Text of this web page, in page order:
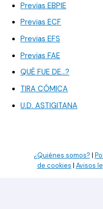
Previas EBPIE
Previas ECF
Previas EFS
Previas FAE
QUÉ FUE DE…?
TIRA CÓMICA
U.D. ASTIGITANA
¿Quiénes somos? |
de cookies | Avisos